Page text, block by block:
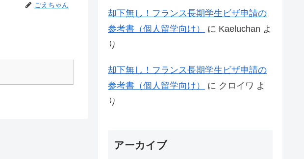
ごえちゃん
却下無し！フランス長期学生ビザ申請の
参考書（個人留学向け）
に Kaeluchan よ
り
却下無し！フランス長期学生ビザ申請の
参考書（個人留学向け）
に クロイワ よ
り
アーカイブ